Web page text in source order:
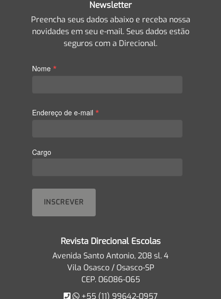
Newsletter
Preencha seus dados abaixo e receba nossa
novidades em seu e-mail. Seus dados estão
seguros com a Direcional.
Nome *
Endereço de e-mail *
Cargo
Revista Direcional Escolas
Avenida Santo Antonio, 208 sl. 4
Vila Osasco / Osasco-SP
CEP. 06086-065
+55 (11) 99642-0957